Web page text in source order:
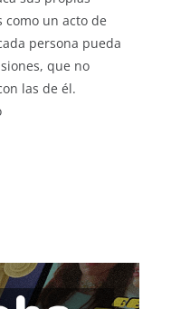
como un acto de
persona pueda
que no
las de él.